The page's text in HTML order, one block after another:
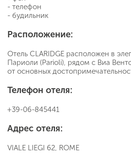
- телефон
- будильник
Расположение:
Отель CLARIDGE расположен в
Париоли (Parioli), рядом с Виа
от основных
Телефон отеля:
+39-06-845441
Адрес отеля:
VIALE LIEGI 62, ROME